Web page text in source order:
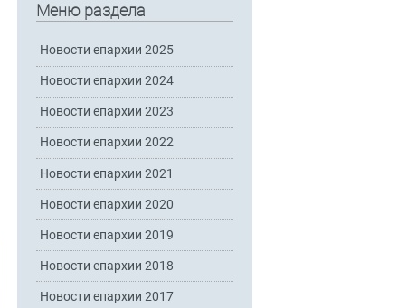
Меню раздела
Новости епархии 2025
Новости епархии 2024
Новости епархии 2023
Новости епархии 2022
Новости епархии 2021
Новости епархии 2020
Новости епархии 2019
Новости епархии 2018
Новости епархии 2017